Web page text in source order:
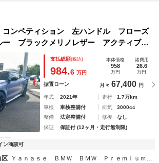
ンペティション 左ハンドル フローズ
ー ブラックメリノレザー アクティブク
ヘッドアップディスプレイ Ｈａｒｍａ
レオ
支払総額(税込)
984.6 万円
本体価格
958
万円
諸費用
26.6
万円
据置ローン 月々 67,400 円
年式 2021年 走行
1.7万km
車検
車検整備付 排気
3000cc
整備
法定整備付 修復
なし
保証
保証付 (12ヶ月・走行無制限)
ン商談可
区 Ｙａｎａｓｅ ＢＭＷ ＢＭＷ Ｐｒｅｍｉｕｍ Ｓｅｌｅｃｔｉｏｎ 天白